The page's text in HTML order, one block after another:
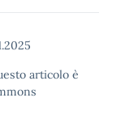
articolo è